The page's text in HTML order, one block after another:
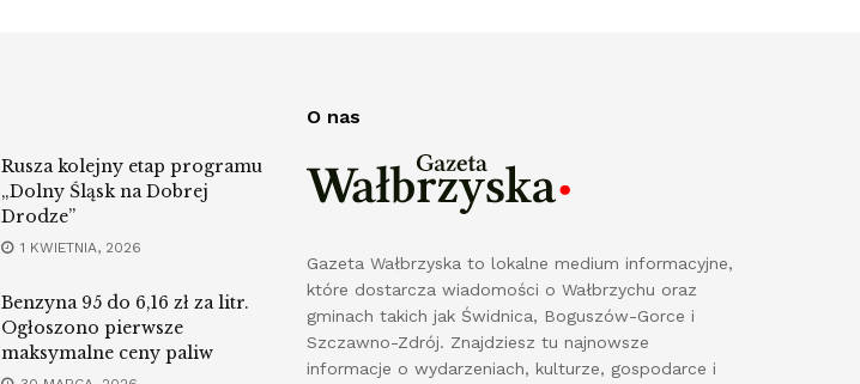
Rusza kolejny etap programu
„Dolny Śląsk na Dobrej
Drodze”
1 KWIETNIA, 2026
Benzyna 95 do 6,16 zł za litr.
Ogłoszono pierwsze
maksymalne ceny paliw
O nas
Gazeta Wałbrzyska to lokalne medium informacyjne,
które dostarcza wiadomości o Wałbrzychu oraz
gminach takich jak Świdnica, Boguszów-Gorce i
Szczawno-Zdrój. Znajdziesz tu najnowsze
informacje o wydarzeniach, kulturze, gospodarce i